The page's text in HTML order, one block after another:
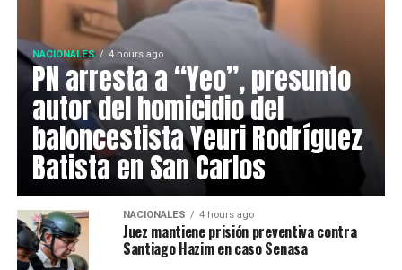
NACIONALES 4 hours ago
PN arresta a “Yeo”, presunto
autor del homicidio del
baloncestista Yeuri Rodríguez
Batista en San Carlos
NACIONALES 4 hours ago
Juez mantiene prisión preventiva contra
Santiago Hazim en caso Senasa